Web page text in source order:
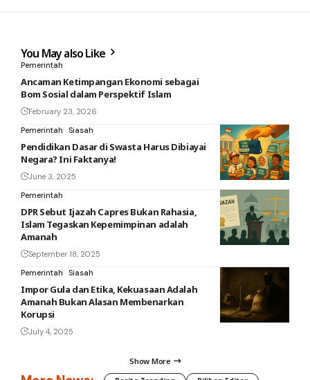
You May also Like
Pemerintah
Ancaman Ketimpangan Ekonomi sebagai
Bom Sosial dalam Perspektif Islam
February 23, 2026
Pemerintah
Siasah
Pendidikan Dasar di Swasta Harus Dibiayai
Negara? Ini Faktanya!
June 3, 2025
Pemerintah
DPR Sebut Ijazah Capres Bukan Rahasia,
Islam Tegaskan Kepemimpinan adalah
Amanah
September 18, 2025
Pemerintah
Siasah
Impor Gula dan Etika, Kekuasaan Adalah
Amanah Bukan Alasan Membenarkan
Korupsi
July 4, 2025
Show More